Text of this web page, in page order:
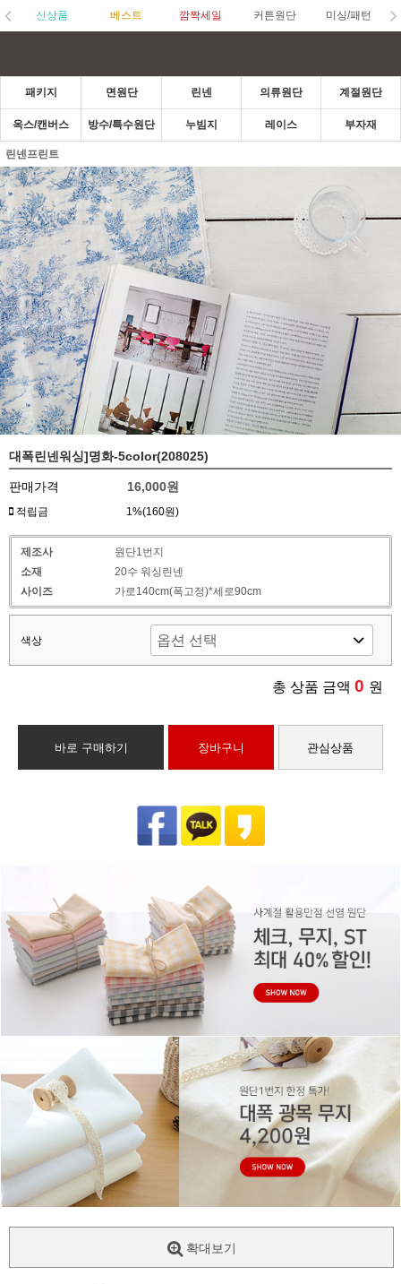
신상품 베스트 깜짝세일 커튼원단 미싱/패턴
패키지 면원단 린넨 의류원단 계절원단
옥스/캔버스 방수/특수원단 누빔지 레이스 부자재
린넨프린트
대폭린넨워싱]명화-5color(208025)
판매가격 16,000원
적립금 1%(160원)
제조사
원단1번지
소재
20수 워싱린넨
사이즈
가로140cm(폭고정)*세로90cm
색상
총 상품 금액 0 원
바로 구매하기 장바구니 관심상품
확대보기